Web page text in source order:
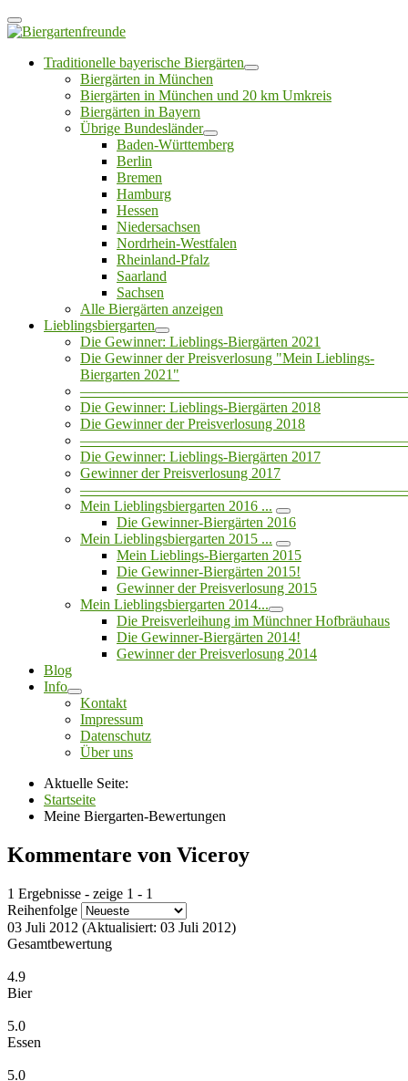
Traditionelle bayerische Biergärten
Biergärten in München
Biergärten in München und 20 km Umkreis
Biergärten in Bayern
Übrige Bundesländer
Baden-Württemberg
Berlin
Bremen
Hamburg
Hessen
Niedersachsen
Nordrhein-Westfalen
Rheinland-Pfalz
Saarland
Sachsen
Alle Biergärten anzeigen
Lieblingsbiergarten
Die Gewinner: Lieblings-Biergärten 2021
Die Gewinner der Preisverlosung "Mein Lieblings-
Biergarten 2021"
Die Gewinner: Lieblings-Biergärten 2018
Die Gewinner der Preisverlosung 2018
Die Gewinner: Lieblings-Biergärten 2017
Gewinner der Preisverlosung 2017
Mein Lieblingsbiergarten 2016 ...
Die Gewinner-Biergärten 2016
Mein Lieblingsbiergarten 2015 ...
Mein Lieblings-Biergarten 2015
Die Gewinner-Biergärten 2015!
Gewinner der Preisverlosung 2015
Mein Lieblingsbiergarten 2014...
Die Preisverleihung im Münchner Hofbräuhaus
Die Gewinner-Biergärten 2014!
Gewinner der Preisverlosung 2014
Blog
Info
Kontakt
Impressum
Datenschutz
Über uns
Aktuelle Seite:
Startseite
Meine Biergarten-Bewertungen
Kommentare von Viceroy
1 Ergebnisse - zeige 1 - 1
Reihenfolge
03 Juli 2012 (Aktualisiert: 03 Juli 2012)
Gesamtbewertung
4.9
Bier
5.0
Essen
5.0